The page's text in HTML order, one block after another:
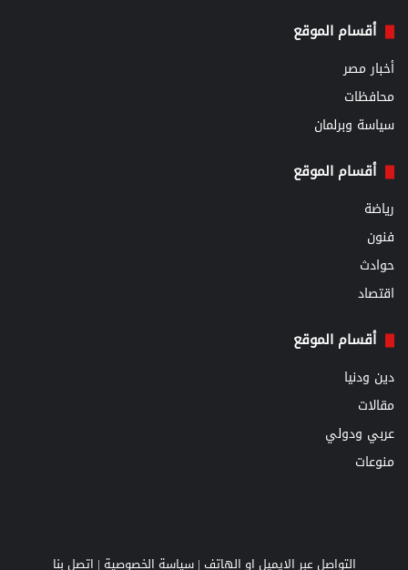
أقسام الموقع
أخبار مصر
محافظات
سياسة وبرلمان
أقسام الموقع
رياضة
فنون
حوادث
اقتصاد
أقسام الموقع
دين ودنيا
مقالات
عربي ودولي
منوعات
التواصل عبر الايميل او الهاتف |سياسة الخصوصية | اتصل بنا